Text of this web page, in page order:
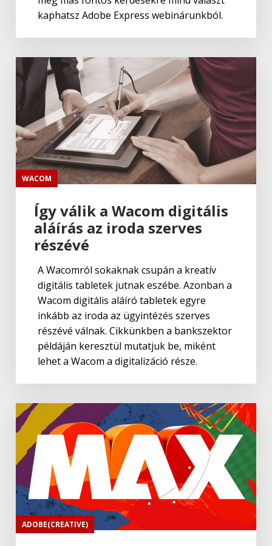
kaphatsz Adobe Express webinárunkból.
WACOM
Így válik a Wacom digitális
aláírás az iroda szerves
részévé
A Wacomról sokaknak csupán a kreatív
digitális tabletek jutnak eszébe. Azonban a
Wacom digitális aláíró tabletek egyre
inkább az iroda az ügyintézés szerves
részévé válnak. Cikkünkben a bankszektor
példáján keresztül mutatjuk be, miként
lehet a Wacom a digitalizáció része.
ADOBE(CREATIVE)